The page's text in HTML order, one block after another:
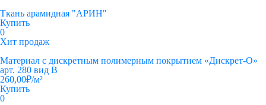
Ткань арамидная "АРИН"
Купить
0
Хит продаж
Материал с дискретным полимерным покрытием «Дискрет-О»
арт. 280 вид В
260,00₽/м²
Купить
0